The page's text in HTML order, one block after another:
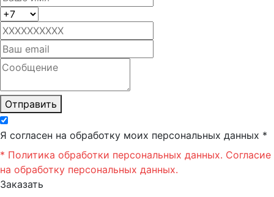
Отправить
Я согласен на обработку моих персональных данных *
* Политика обработки персональных данных. Согласие
на обработку персональных данных.
Заказать